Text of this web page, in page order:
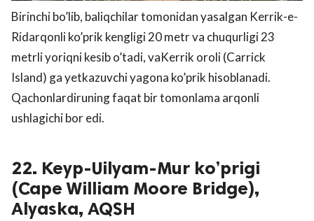
Birinchi bo’lib, baliqchilar tomonidan yasalgan Kerrik-e-
Ridarqonli ko’prik kengligi 20 metr va chuqurligi 23
metrli yoriqni kesib o’tadi, vaKerrik oroli (Carrick
Island) ga yetkazuvchi yagona ko’prik hisoblanadi.
Qachonlardiruning faqat bir tomonlama arqonli
ushlagichi bor edi.
22. Keyp-Uilyam-Mur ko’prigi
(Cape William Moore Bridge),
Alyaska, AQSH